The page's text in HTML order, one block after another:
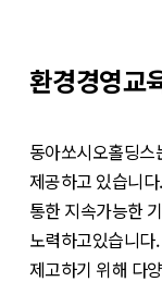
환경경영교
동아쏘시오홀딩
제공하고 있습니
통한 지속가능한
노력하고있습니
제고하기 위해 다